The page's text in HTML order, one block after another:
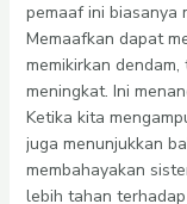
pemaaf ini biasanya
Memaafkan dapat
memikirkan
meningkat. Ini
Ketika kita
juga menunjukkan
membahayakan
lebih tahan